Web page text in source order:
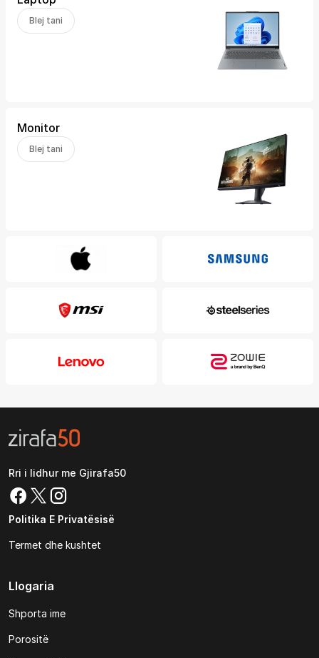
Blej tani
Monitor
Blej tani
Rri i lidhur me Gjirafa50
Politika E Privatësisë
Termet dhe kushtet
Llogaria
Shporta ime
Porositë